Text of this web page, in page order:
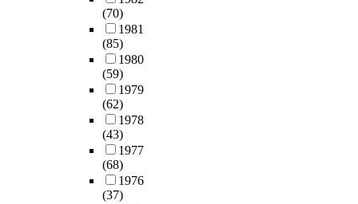
(70)
1981
(85)
1980
(59)
1979
(62)
1978
(43)
1977
(68)
1976
(37)